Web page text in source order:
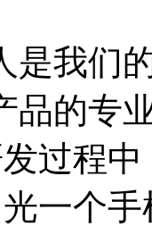
我们的
品的专
过程
一个